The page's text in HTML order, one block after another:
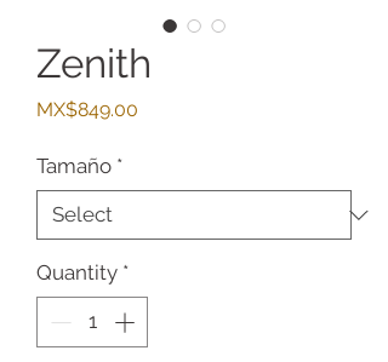
Zenith
MX$849.00
Tamaño *
Quantity *